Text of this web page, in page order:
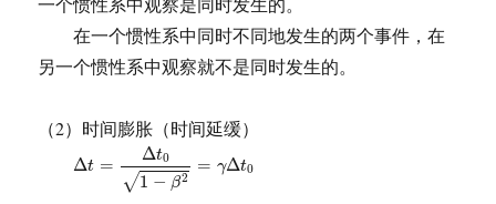
在一个惯性系中同时不同地发生的两个事件，在
另一个惯性系中观察就不是同时发生的。
（2）时间膨胀（时间延缓）
Δt =
Δt0
√1 − β2
= γΔt0
=Δt01 −β2= γΔ 0